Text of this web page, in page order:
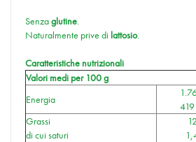
Senzaglutine.
Naturalmente prive di lattosio.
Caratteristiche nutrizionali
Valori medi per 100 g
Energia
Grassi
di cui saturi